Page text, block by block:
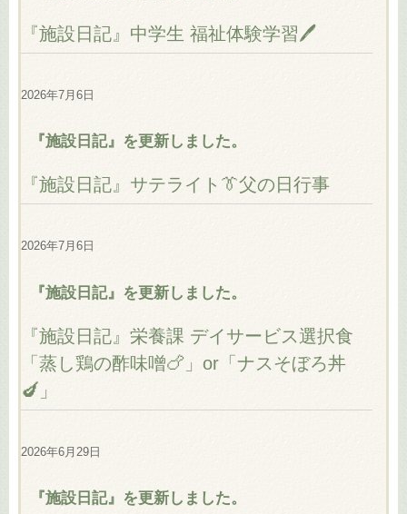
『施設日記』中学生 福祉体験学習🖊️
2026年7月6日
『施設日記』を更新しました。
『施設日記』サテライト👔父の日行事
2026年7月6日
『施設日記』を更新しました。
『施設日記』栄養課 デイサービス選択食
「蒸し鶏の酢味噌🍗」or「ナスそぼろ丼
🍆」
2026年6月29日
『施設日記』を更新しました。